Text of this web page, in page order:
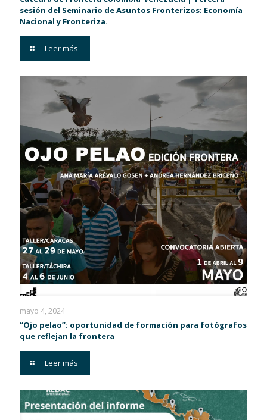
sesión del Seminario de Asuntos Fronterizos: Economía
Nacional y Fronteriza.
Leer más
mayo 4, 2024
“Ojo pelao”: oportunidad de formación para fotógrafos
que reflejan la frontera
Leer más